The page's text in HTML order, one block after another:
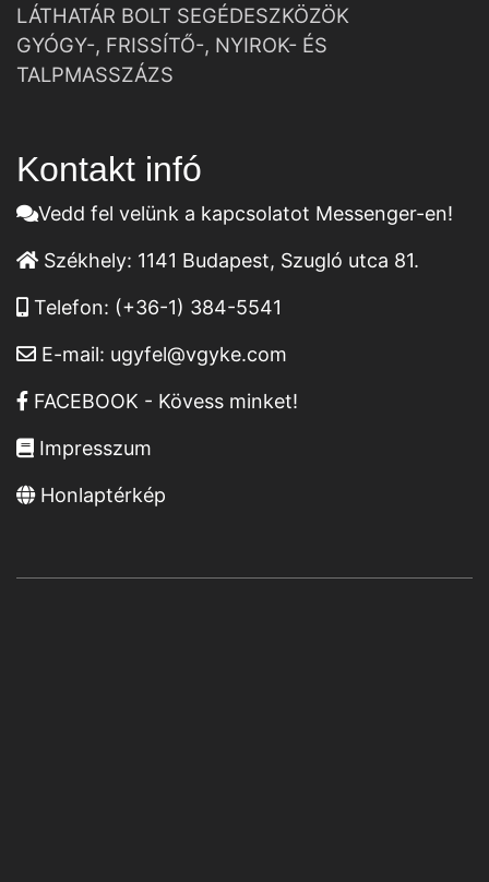
LÁTHATÁR BOLT SEGÉDESZKÖZÖK
GYÓGY-, FRISSÍTŐ-, NYIROK- ÉS
TALPMASSZÁZS
Kontakt infó
Vedd fel velünk a kapcsolatot Messenger-en!
Székhely: 1141 Budapest, Szugló utca 81.
Telefon: (+36-1) 384-5541
E-mail: ugyfel@vgyke.com
FACEBOOK - Kövess minket!
Impresszum
Honlaptérkép